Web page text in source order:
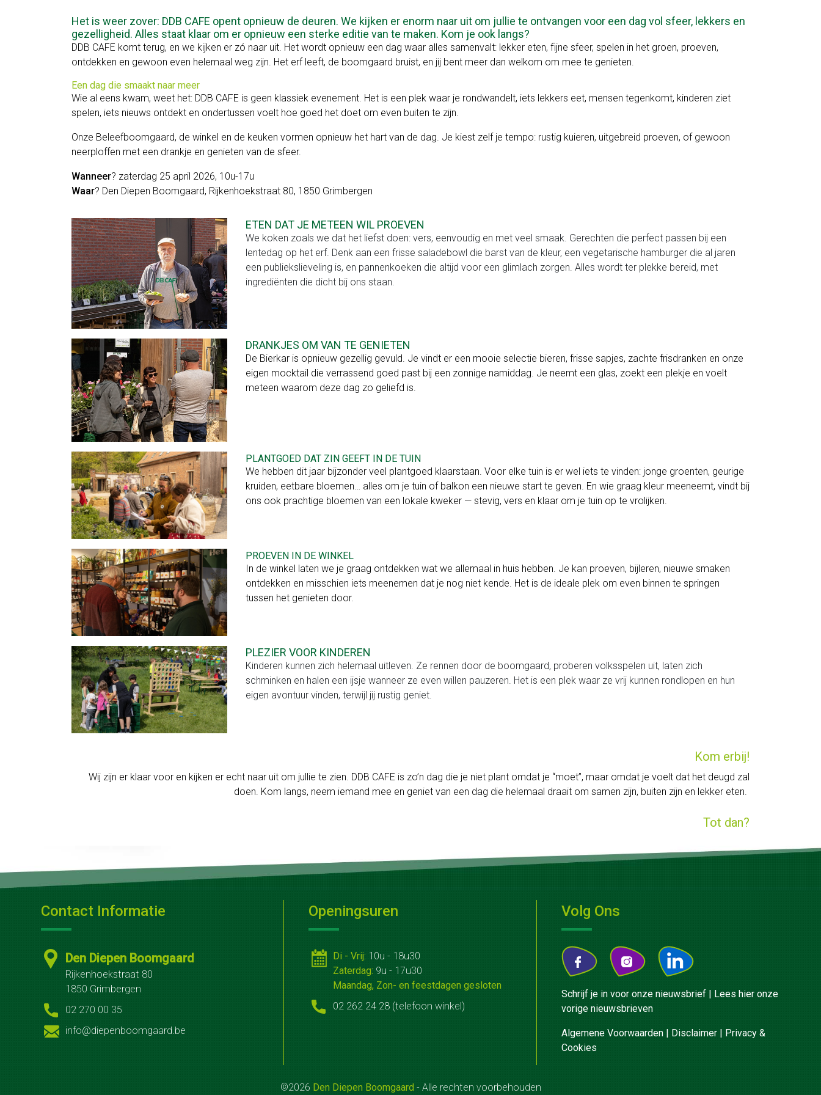
workshops
kinderen
Zelfoogst
Groenteabonnement
Fruitabonnement
Huisgemaakte
gerechten
bedrijven
Geschenkmanden
Relatiegeschenken
Vergaderen
Groenonderhoud
Bedrijfsterreinen
Bij
thuis
Het is weer zover: DDB CAFE opent opnieuw de deuren. We kijken er enorm naar uit om jullie te ontvangen voor een dag vol sfeer, lekkers en
gezelligheid. Alles staat klaar om er opnieuw een sterke editie van te maken. Kom je ook langs?
DDB CAFE komt terug, en we kijken er zó naar uit. Het wordt opnieuw een dag waar alles samenvalt: lekker eten, fijne sfeer, spelen in het groen, proeven,
ontdekken en gewoon even helemaal weg zijn. Het erf leeft, de boomgaard bruist, en jij bent meer dan welkom om mee te genieten.
Een dag die smaakt naar meer
Wie al eens kwam, weet het: DDB CAFE is geen klassiek evenement. Het is een plek waar je rondwandelt, iets lekkers eet, mensen tegenkomt, kinderen ziet
spelen, iets nieuws ontdekt en ondertussen voelt hoe goed het doet om even buiten te zijn.
Onze Beleefboomgaard, de winkel en de keuken vormen opnieuw het hart van de dag. Je kiest zelf je tempo: rustig kuieren, uitgebreid proeven, of gewoon
neerploffen met een drankje en genieten van de sfeer.
Wanneer? zaterdag 25 april 2026, 10u-17u
Waar? Den Diepen Boomgaard, Rijkenhoekstraat 80, 1850 Grimbergen
ETEN DAT JE METEEN WIL PROEVEN
We koken zoals we dat het liefst doen: vers, eenvoudig en met veel smaak. Gerechten die perfect passen bij een
lentedag op het erf. Denk aan een frisse saladebowl die barst van de kleur, een vegetarische hamburger die al jaren
een publiekslieveling is, en pannenkoeken die altijd voor een glimlach zorgen. Alles wordt ter plekke bereid, met
ingrediënten die dicht bij ons staan.
DRANKJES OM VAN TE GENIETEN
De Bierkar is opnieuw gezellig gevuld. Je vindt er een mooie selectie bieren, frisse sapjes, zachte frisdranken en onze
eigen mocktail die verrassend goed past bij een zonnige namiddag. Je neemt een glas, zoekt een plekje en voelt
meteen waarom deze dag zo geliefd is.
PLANTGOED DAT ZIN GEEFT IN DE TUIN
We hebben dit jaar bijzonder veel plantgoed klaarstaan. Voor elke tuin is er wel iets te vinden: jonge groenten, geurige
kruiden, eetbare bloemen… alles om je tuin of balkon een nieuwe start te geven. En wie graag kleur meeneemt, vindt bij
ons ook prachtige bloemen van een lokale kweker — stevig, vers en klaar om je tuin op te vrolijken.
PROEVEN IN DE WINKEL
In de winkel laten we je graag ontdekken wat we allemaal in huis hebben. Je kan proeven, bijleren, nieuwe smaken
ontdekken en misschien iets meenemen dat je nog niet kende. Het is de ideale plek om even binnen te springen
tussen het genieten door.
PLEZIER VOOR KINDEREN
Kinderen kunnen zich helemaal uitleven. Ze rennen door de boomgaard, proberen volksspelen uit, laten zich
schminken en halen een ijsje wanneer ze even willen pauzeren. Het is een plek waar ze vrij kunnen rondlopen en hun
eigen avontuur vinden, terwijl jij rustig geniet.
Kom erbij!
Wij zijn er klaar voor en kijken er echt naar uit om jullie te zien. DDB CAFE is zo’n dag die je niet plant omdat je “moet”, maar omdat je voelt dat het deugd zal
doen. Kom langs, neem iemand mee en geniet van een dag die helemaal draait om samen zijn, buiten zijn en lekker eten.
Tot dan?
Contact Informatie
Den Diepen Boomgaard
Rijkenhoekstraat 80
1850 Grimbergen
02 270 00 35
info@diepenboomgaard.be
Openingsuren
Di - Vrij: 10u - 18u30
Zaterdag: 9u - 17u30
Maandag, Zon- en feestdagen gesloten
02 262 24 28 (telefoon winkel)
Volg Ons
Schrijf je in voor onze nieuwsbrief | Lees hier onze
vorige nieuwsbrieven
Algemene Voorwaarden | Disclaimer | Privacy &
Cookies
©2026 Den Diepen Boomgaard - Alle rechten voorbehouden